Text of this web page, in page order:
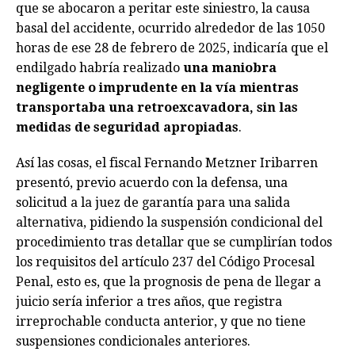
que se abocaron a peritar este siniestro, la causa
basal del accidente, ocurrido alrededor de las 1050
horas de ese 28 de febrero de 2025, indicaría que el
endilgado habría realizado una maniobra
negligente o imprudente en la vía mientras
transportaba una retroexcavadora, sin las
medidas de seguridad apropiadas.
Así las cosas, el fiscal Fernando Metzner Iribarren
presentó, previo acuerdo con la defensa, una
solicitud a la juez de garantía para una salida
alternativa, pidiendo la suspensión condicional del
procedimiento tras detallar que se cumplirían todos
los requisitos del artículo 237 del Código Procesal
Penal, esto es, que la prognosis de pena de llegar a
juicio sería inferior a tres años, que registra
irreprochable conducta anterior, y que no tiene
suspensiones condicionales anteriores.